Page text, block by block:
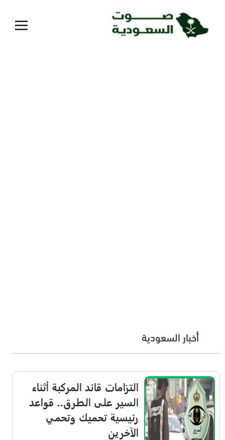
أخبار السعودية
التزامات قائد المركبة أثناء
السير على الطرق.. قواعد
رئيسية تحميك وتحمي
الآخرين